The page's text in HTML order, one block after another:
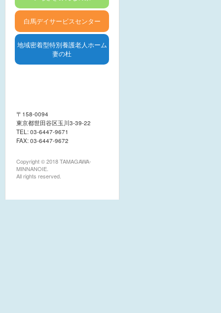
白馬デイサービスセンター
地域密着型特別養護老人ホーム
妻の杜
社会福祉法人つばさ福祉会 たま
がわみんなの家
〒158-0094
東京都世田谷区玉川3‐39‐22
TEL: 03-6447-9671
FAX: 03-6447-9672
Copyright © 2018 TAMAGAWA-
MINNANOIE.
All rights reserved.